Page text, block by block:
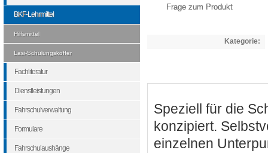
Frage zum Produkt
Kategorie:
Speziell für die
konzipiert.
einzelnen
BKF-Lehrmittel
Hilfsmittel
Lasi-Schulungskoffer
Fachliteratur
Dienstleistungen
Fahrschulverwaltung
Formulare
Fahrschulaushänge